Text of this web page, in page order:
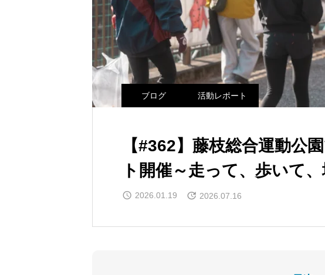
ブログ 活動レポート
【#362】藤枝総合運動公
ト開催～走って、歩いて
2026.01.19 2026.07.16